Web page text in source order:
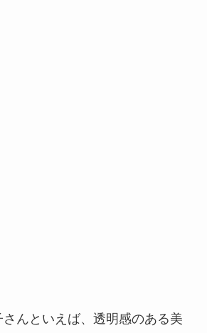
んといえば、透明感のある美